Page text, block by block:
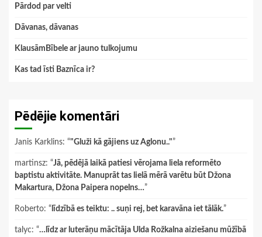
Pārdod par velti
Dāvanas, dāvanas
KlausāmBībele ar jauno tulkojumu
Kas tad īsti Baznīca ir?
Pēdējie komentāri
Janis Karklins: “"Gluži kā gājiens uz Aglonu.."”
martinsz: “Jā, pēdējā laikā patiesi vērojama liela reformēto
baptistu aktivitāte. Manuprāt tas lielā mērā varētu būt Džona
Makartura, Džona Paipera nopelns…”
Roberto: “ līdzībā es teiktu: .. suņi rej, bet karavāna iet tālāk.”
talyc: “…līdz ar luterāņu mācītāja Ulda Rožkalna aiziešanu mūžībā